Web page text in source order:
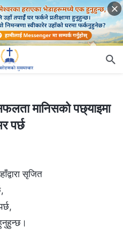
भर पर्छ
मानिसको पछ्याइमा
पर्छ
सृजित